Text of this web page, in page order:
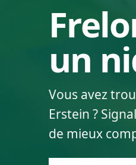
un
Vous avez
Erstein ?
de mieux